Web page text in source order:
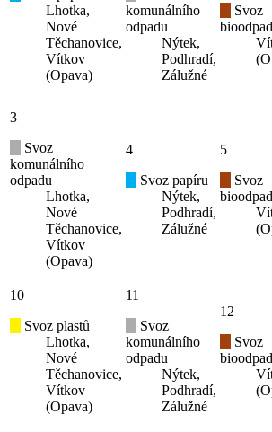
Lhotka,
Nové
Těchanovice,
Vítkov
(Opava)
komunálního
odpadu
Nýtek,
Podhradí,
Zálužné
Svoz
3
Svoz
komunálního
odpadu
Lhotka,
Nové
Těchanovice,
Vítkov
(Opava)
4
Svoz papíru
Nýtek,
Podhradí,
Zálužné
5
Svoz
10
Svoz plastů
Lhotka,
Nové
Těchanovice,
Vítkov
(Opava)
11
Svoz
komunálního
odpadu
Nýtek,
Podhradí,
Zálužné
12
Svoz